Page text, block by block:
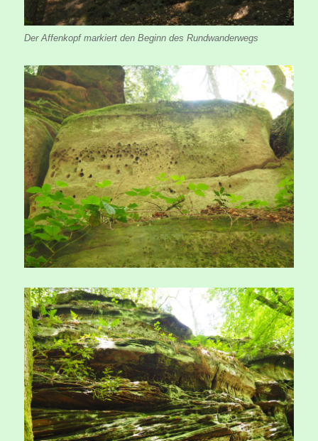
Der Affenkopf markiert den Beginn des Rundwanderwegs